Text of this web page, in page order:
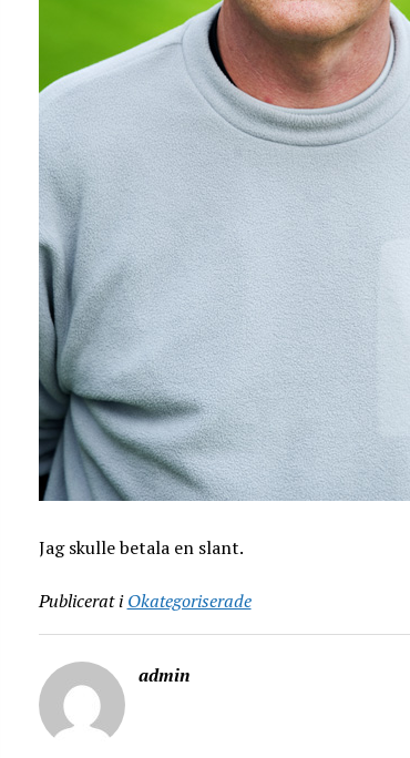
Jag skulle betala en slant.
Publicerat i Okategoriserade
admin